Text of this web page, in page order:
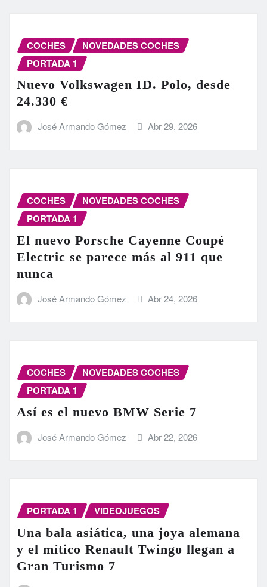
COCHES
NOVEDADES COCHES
PORTADA 1
Nuevo Volkswagen ID. Polo, desde
24.330 €
José Armando Gómez Abr 29, 2026
COCHES
NOVEDADES COCHES
PORTADA 1
El nuevo Porsche Cayenne Coupé
Electric se parece más al 911 que
nunca
José Armando Gómez Abr 24, 2026
COCHES
NOVEDADES COCHES
PORTADA 1
Así es el nuevo BMW Serie 7
José Armando Gómez Abr 22, 2026
PORTADA 1 VIDEOJUEGOS
Una bala asiática, una joya alemana
y el mítico Renault Twingo llegan a
Gran Turismo 7